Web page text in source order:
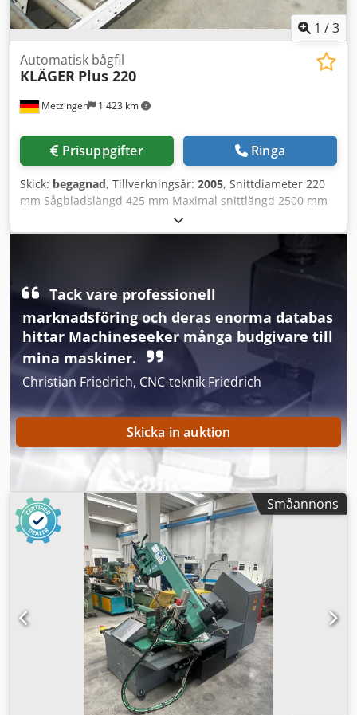
1 /3
Metzingen 1 423 km
Automatisk bågfil
KLÄGER Plus 220
Prisuppgifter Ringa
Skick: begagnad, Tillverkningsår: 2005, Snittdiameter 220
mm Sågbladslängd 425 mm Maximal snittlängd 2500 mm
Totalt effektbehov 0,95 kW Maskinvikt ca 219 kg Platsbehov
ca m KLAEGER bågsågsautomat typ PLUS 220, årsmodell
materiallängdstopp 2.500 mm och rullbanor fram och bak
Sågbladslängd 425 mm, hydraulisk matning 16-32 m/min,
Cjdpfx Aget Hxayoqoha skruvstycke justerbart för
geringssnitt Kylvätskeanläggning, förhöjd
Tack vare professionell
marknadsföring och deras enorma databas
hittar Machineseeker många budgivare till
mina maskiner.
Christian Friedrich, CNC-teknik Friedrich
Skicka in auktion
Småannons